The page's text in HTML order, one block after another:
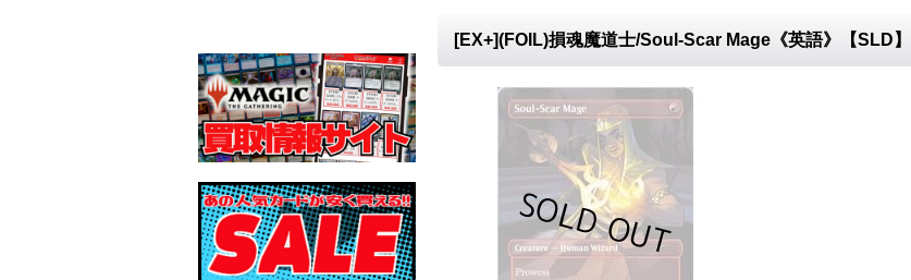
[EX+](FOIL)損魂魔道士/Soul-Scar Mage《英語》【SLD】